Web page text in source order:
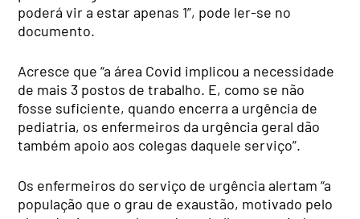
poderá vir a estar apenas 1”, pode ler-se no
documento.
Acresce que “a área Covid implicou a necessidade
de mais 3 postos de trabalho. E, como se não
fosse suficiente, quando encerra a urgência de
pediatria, os enfermeiros da urgência geral dão
também apoio aos colegas daquele serviço”.
Os enfermeiros do serviço de urgência alertam “a
população que o grau de exaustão, motivado pelo